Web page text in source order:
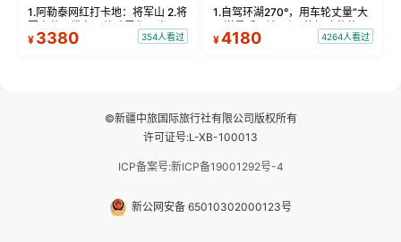
1.阿勒泰网红打卡地：将军山 2.将
军山落日缆车，体验雪都风光 3.
将军山，夕阳派对，蹦迪party 4.
¥ 3380 354人看过
1.自驾环湖270°，用车轮丈量“大
西洋最后一滴眼泪”的极致蔚蓝，
让雪山、花海与深邃湖水在转弯
¥4180 4264人看过
©新疆中旅国际旅行社有限公司版权所有
许可证号:L-XB-100013
ICP备案号:新ICP备19001292号-4
新公网安备 65010302000123号